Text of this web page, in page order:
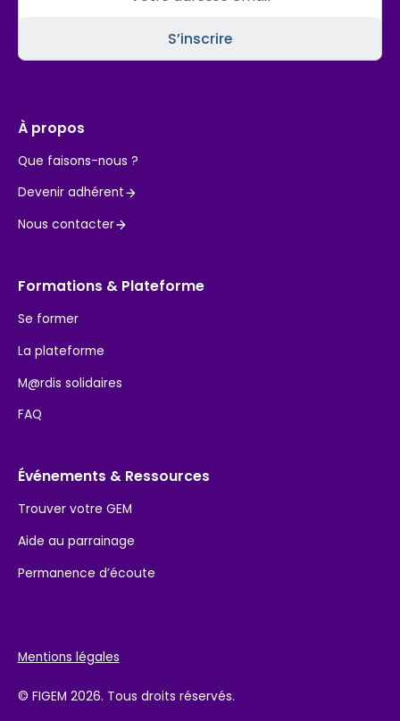
À propos
Que faisons-nous ?
Devenir adhérent
Nous contacter
Formations & Plateforme
Se former
La plateforme
M@rdis solidaires
FAQ
Événements & Ressources
Trouver votre GEM
Aide au parrainage
Permanence d’écoute
© FIGEM 2026. Tous droits réservés.
Mentions légales